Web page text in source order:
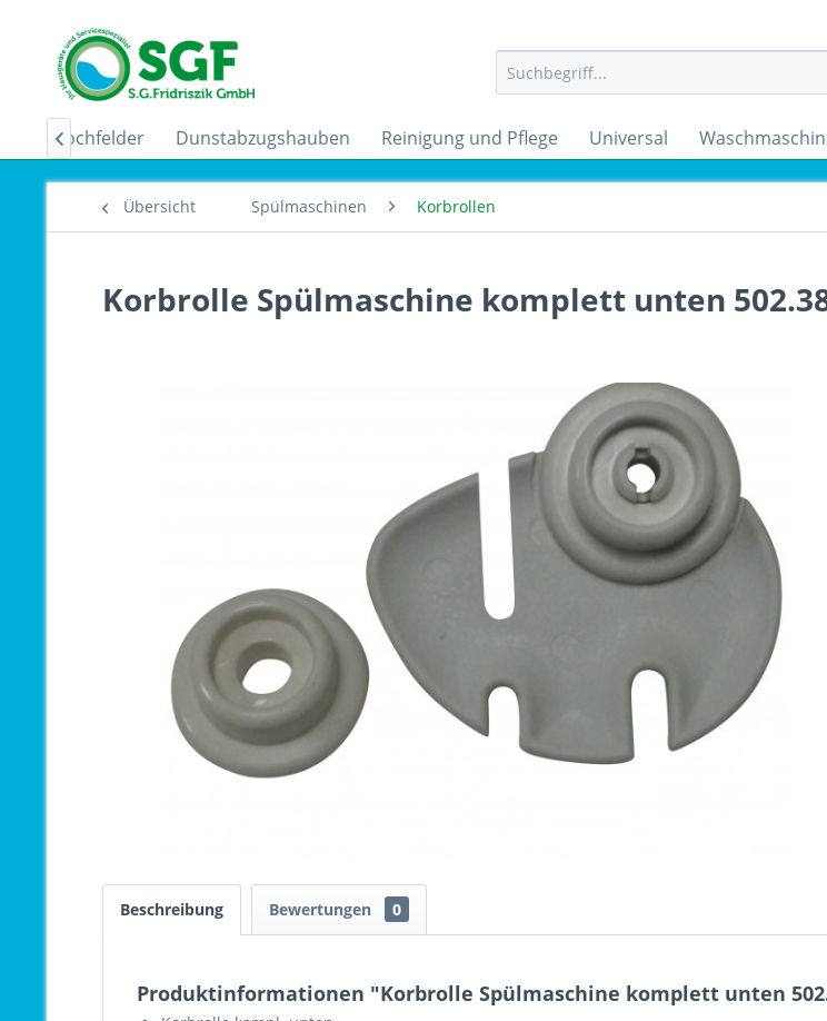
Dunstabzugshauben Reinigung und Pflege Universal

Übersicht Spülmaschinen Korbrollen
Korbrolle Spülmaschine komplett unten
Beschreibung Bewertungen 0
Produktinformationen "Korbrolle Spülmaschine komplett unten